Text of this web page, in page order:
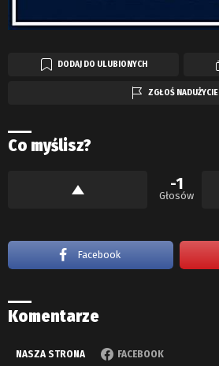
DODAJ DO ULUBIONYCH
ZGŁOŚ NADUŻYCIE
Co myślisz?
-1
Głosów
Facebook
Komentarze
NASZA STRONA FACEBOOK